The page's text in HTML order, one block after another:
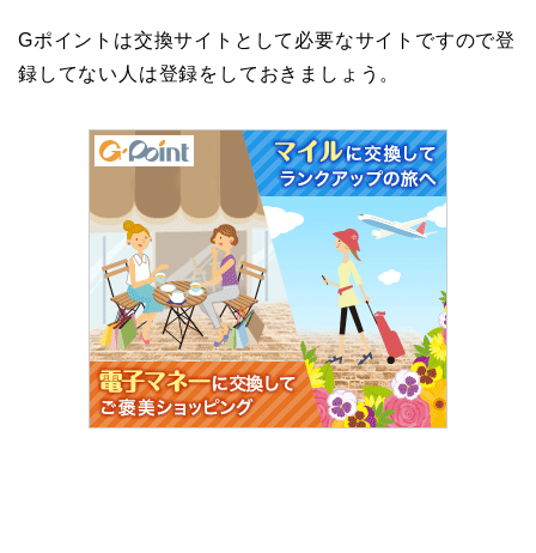
Gポイントは交換サイトとして必要なサイトですので登
録してない人は登録をしておきましょう。